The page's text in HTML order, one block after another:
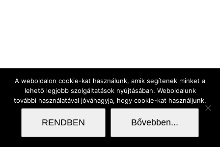
A weboldalon cookie-kat használunk, amik segítenek minket a
lehető legjobb szolgáltatások nyújtásában. Weboldalunk
további használatával jóváhagyja, hogy cookie-kat használjunk.
RENDBEN Bővebben...